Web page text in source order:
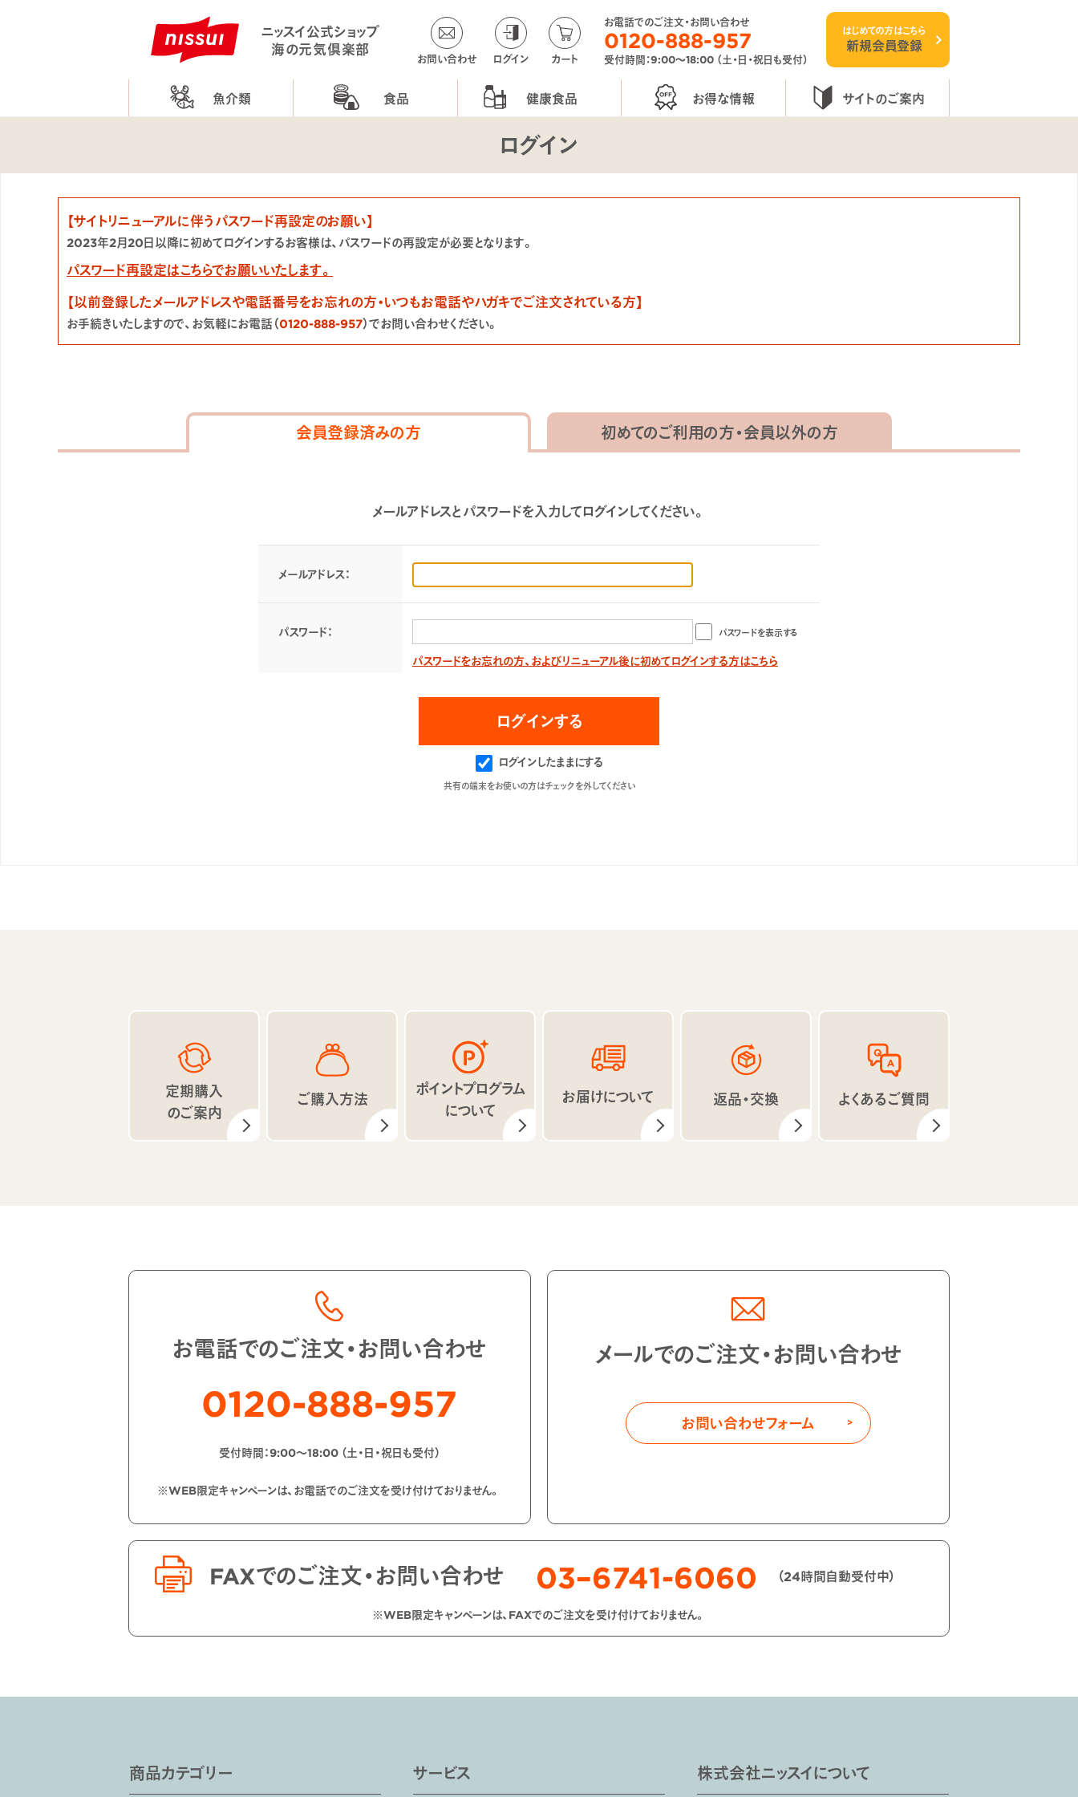
ニッスイ公式ショップ
海の元気倶楽部
お問い合わせ ログイン カート
お電話でのご注文・お問い合わせ
0120-888-957
受付時間：9:00〜18:00 （土・日・祝日も受付）
はじめての方はこちら
新規会員登録
魚介類 食品 健康食品 お得な情報 サイトのご案内
ログイン
【サイトリニューアルに伴うパスワード再設定のお願い】
2023年2月20日以降に初めてログインするお客様は、パスワードの再設定が必要となります。
パスワード再設定はこちらでお願いいたします。
【以前登録したメールアドレスや電話番号をお忘れの方・いつもお電話やハガキでご注文されている方】
お手続きいたしますので、お気軽にお電話（0120-888-957）でお問い合わせください。
会員登録済みの方 初めてのご利用の方・会員以外の方
メールアドレスとパスワードを入力してログインしてください。
メールアドレス：
パスワード： パスワードを表示する
パスワードをお忘れの方、およびリニューアル後に初めてログインする方はこちら
ログインしたままにする
共有の端末をお使いの方はチェックを外してください
定期購入
のご案内
ご購入方法
ポイントプログラム
について
お届けについて 返品・交換 よくあるご質問
お電話でのご注文・お問い合わせ
0120-888-957
受付時間：9:00〜18:00 （土・日・祝日も受付）
※WEB限定キャンペーンは、お電話でのご注文を受け付けておりません。
メールでのご注文・お問い合わせ
お問い合わせフォーム
FAXでのご注文・お問い合わせ 03–6741-6060 （24時間自動受付中）
※WEB限定キャンペーンは、FAXでのご注文を受け付けておりません。
商品カテゴリー サービス 株式会社ニッスイについて